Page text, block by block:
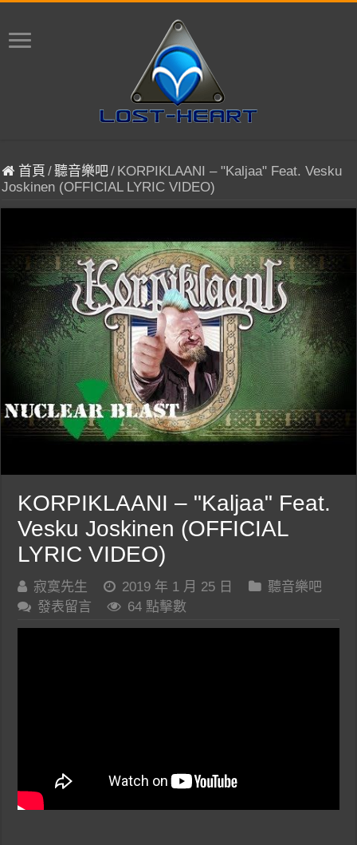
首頁 /聽音樂吧/ KORPIKLAANI – "Kaljaa" Feat. Vesku
Joskinen (OFFICIAL LYRIC VIDEO)
KORPIKLAANI – "Kaljaa" Feat.
Vesku Joskinen (OFFICIAL
LYRIC VIDEO)
寂寞先生 2019 年 1 月 25 日
聽音樂吧
發表留言
64 點擊數